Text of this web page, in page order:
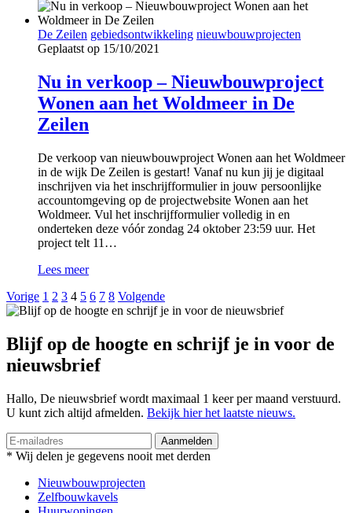
De Zeilen gebiedsontwikkeling nieuwbouwprojecten
Geplaatst op 15/10/2021
Nu in verkoop – Nieuwbouwproject
Wonen aan het Woldmeer in De
Zeilen
De verkoop van nieuwbouwproject Wonen aan het Woldmeer
in de wijk De Zeilen is gestart! Vanaf nu kun jij je digitaal
inschrijven via het inschrijfformulier in jouw persoonlijke
accountomgeving op de projectwebsite Wonen aan het
Woldmeer. Vul het inschrijfformulier volledig in en
onderteken deze vóór zondag 24 oktober 23:59 uur. Het
project telt 11…
Lees meer
Vorige 1 2 3 4 5 6 7 8 Volgende
Blijf op de hoogte en schrijf je in voor de
nieuwsbrief
Hallo, De nieuwsbrief wordt maximaal 1 keer per maand verstuurd.
U kunt zich altijd afmelden. Bekijk hier het laatste nieuws.
Aanmelden
* Wij delen je gegevens nooit met derden
Nieuwbouwprojecten
Zelfbouwkavels